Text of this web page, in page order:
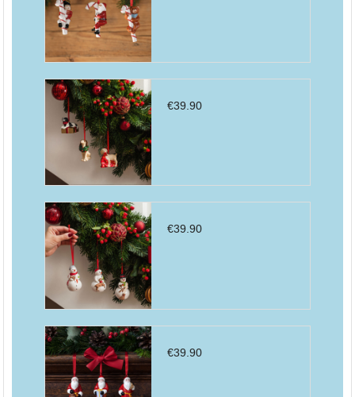
€39.90
€39.90
€39.90